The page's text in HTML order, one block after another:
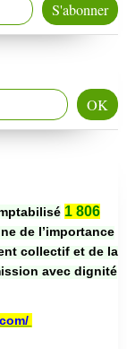
1 806
de l’importance
collectif et de la
avec dignité